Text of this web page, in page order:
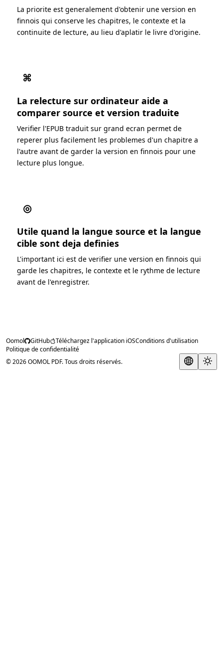
La priorite est generalement d'obtenir une version en
finnois qui conserve les chapitres, le contexte et la
continuite de lecture, au lieu d'aplatir le livre d'origine.
⌘
La relecture sur ordinateur aide a
comparer source et version traduite
Verifier l'EPUB traduit sur grand ecran permet de
reperer plus facilement les problemes d'un chapitre a
l'autre avant de garder la version en finnois pour une
lecture plus longue.
◎
Utile quand la langue source et la langue
cible sont deja definies
L'important ici est de verifier une version en finnois qui
garde les chapitres, le contexte et le rythme de lecture
avant de l'enregistrer.
Oomol GitHub Téléchargez l'application iOSConditions d'utilisation
Politique de confidentialité
© 2026 OOMOL PDF. Tous droits réservés.